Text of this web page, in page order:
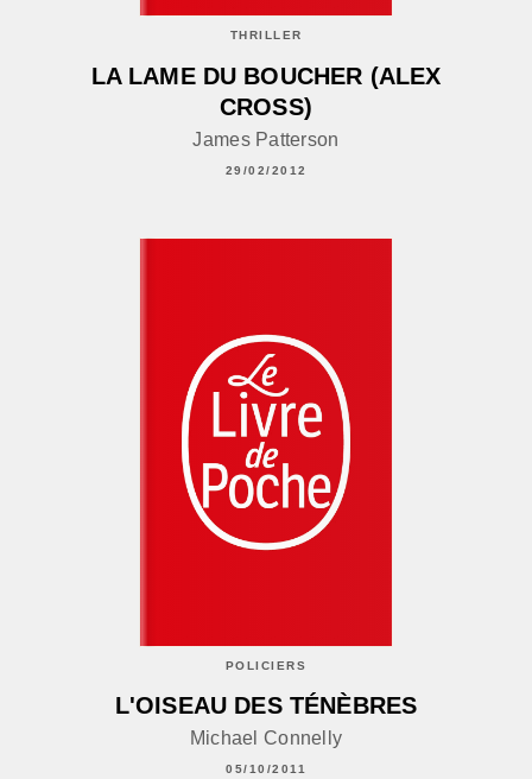
THRILLER
LA LAME DU BOUCHER (ALEX
CROSS)
James Patterson
29/02/2012
POLICIERS
L'OISEAU DES TÉNÈBRES
Michael Connelly
05/10/2011